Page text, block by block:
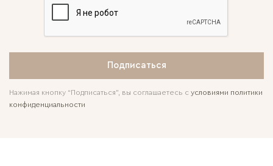
Подписаться
Нажимая кнопку “Подписаться”, вы соглашаетесь с условиями политики
конфиденциальности